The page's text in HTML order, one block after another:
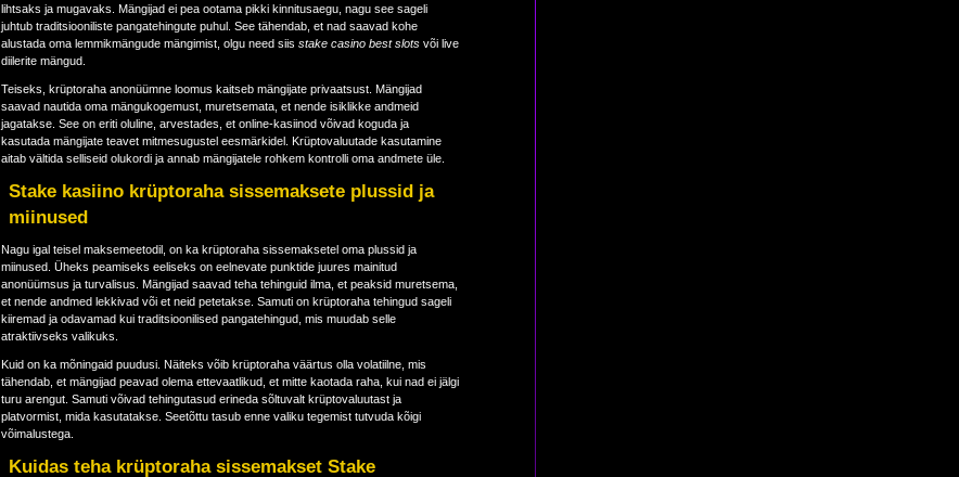
lihtsaks ja mugavaks. Mängijad ei pea ootama pikki kinnitusaegu, nagu see sageli
juhtub traditsiooniliste pangatehingute puhul. See tähendab, et nad saavad kohe
alustada oma lemmikmängude mängimist, olgu need siis stake casino best slotsvõi live
diilerite mängud.
Teiseks, krüptoraha anonüümne loomus kaitseb mängijate privaatsust. Mängijad
saavad nautida oma mängukogemust, muretsemata, et nende isiklikke andmeid
jagatakse. See on eriti oluline, arvestades, et online-kasiinod võivad koguda ja
kasutada mängijate teavet mitmesugustel eesmärkidel. Krüptovaluutade kasutamine
aitab vältida selliseid olukordi ja annab mängijatele rohkem kontrolli oma andmete üle.
Stake kasiino krüptoraha sissemaksete plussid ja
miinused
Nagu igal teisel maksemeetodil, on ka krüptoraha sissemaksetel oma plussid ja
miinused. Üheks peamiseks eeliseks on eelnevate punktide juures mainitud
anonüümsus ja turvalisus. Mängijad saavad teha tehinguid ilma, et peaksid muretsema,
et nende andmed lekkivad või et neid petetakse. Samuti on krüptoraha tehingud sageli
kiiremad ja odavamad kui traditsioonilised pangatehingud, mis muudab selle
atraktiivseks valikuks.
Kuid on ka mõningaid puudusi. Näiteks võib krüptoraha väärtus olla volatiilne, mis
tähendab, et mängijad peavad olema ettevaatlikud, et mitte kaotada raha, kui nad ei jälgi
turu arengut. Samuti võivad tehingutasud erineda sõltuvalt krüptovaluutast ja
platvormist, mida kasutatakse. Seetõttu tasub enne valiku tegemist tutvuda kõigi
võimalustega.
Kuidas teha krüptoraha sissemakset Stake